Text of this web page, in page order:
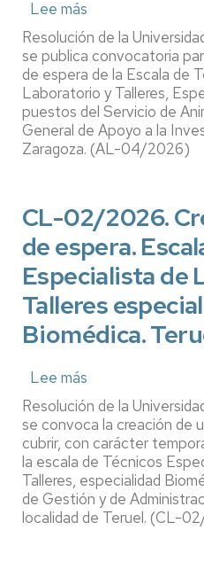
Lee más
AL-
04/2026.
Ampliación
listas
espera
PTGAS.
Técnicos
Laboratorio
y
Talleres,
Especialidad
Biomédica
Resolución de la
se publica convocatoria
de espera de la Escala de
Laboratorio y Talleres,
puestos del Servicio de
General de Apoyo a la
Zaragoza. (AL-04/2026)
CL-02/2026.
de espera.
Especialista de
Talleres
Biomédica.
Lee más
CL-
02/2026.
Creación
de
lista
de
espera.
Resolución de la
se convoca la creación de
cubrir, con carácter
la escala de Técnicos
Talleres, especialidad
de Gestión y de
localidad de Teruel. (CL-